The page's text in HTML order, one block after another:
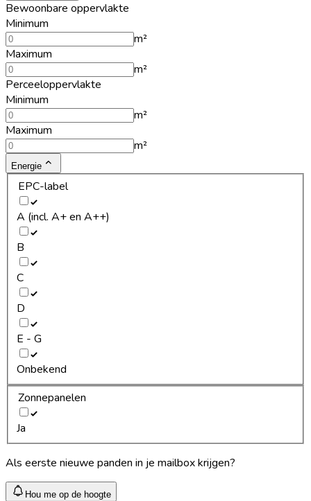
Bewoonbare oppervlakte
Minimum
m²
Maximum
m²
Perceeloppervlakte
Minimum
m²
Maximum
m²
Energie
EPC-label
A (incl. A+ en A++)
B
C
D
E - G
Onbekend
Zonnepanelen
Ja
Als eerste nieuwe panden in je mailbox krijgen?
Hou me op de hoogte